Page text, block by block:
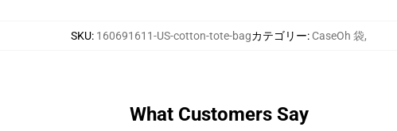
SKU: 160691611-US-cotton-tote-bagカテゴリー: CaseOh 袋,
What Customers Say